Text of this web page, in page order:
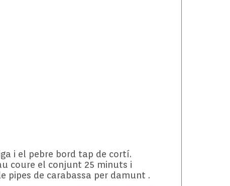
i el pebre bord tap de cortí.
coure el conjunt 25 minuts i
de carabassa per damunt .